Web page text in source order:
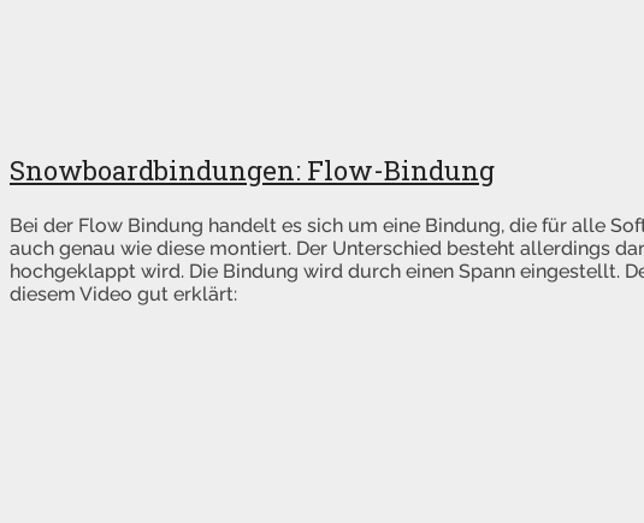
Snowboardbindungen: Flow-Bindung
Bei der Flow Bindung handelt es sich um eine Bindung, die für alle
auch genau wie diese montiert. Der Unterschied besteht allerdings
hochgeklappt wird. Die Bindung wird durch einen Spann eingestellt.
diesem Video gut erklärt: